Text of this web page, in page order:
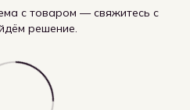
с товаром — свяжитесь с
решение.